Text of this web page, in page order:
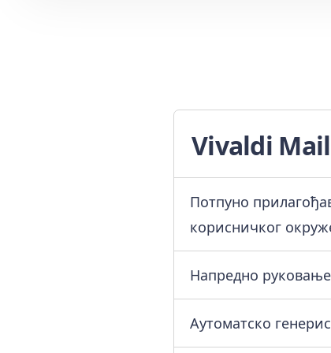
Vivaldi
Потпуно
корисничког
Напредно
Аутоматско